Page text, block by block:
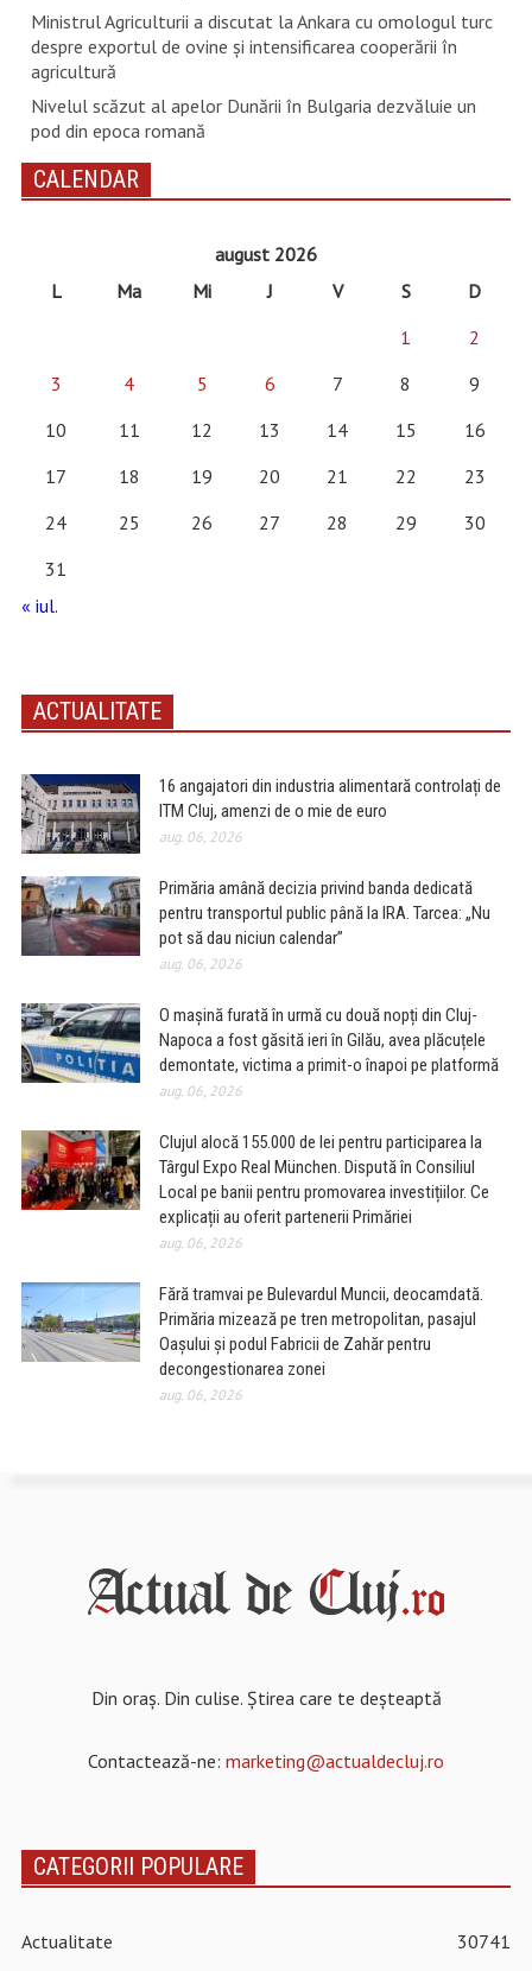
Ministrul Agriculturii a discutat la Ankara cu omologul turc
despre exportul de ovine și intensificarea cooperării în
agricultură
Nivelul scăzut al apelor Dunării în Bulgaria dezvăluie un
pod din epoca romană
CALENDAR
august 2026
L
Ma Mi J V S
D
1
2
3
4 5 6 7 8
9
10
11 12 13 14 15
16
17
18 19 20 21 22
23
24
25 26 27 28 29
30
31
« iul.
ACTUALITATE
16 angajatori din industria alimentară controlați de
ITM Cluj, amenzi de o mie de euro
aug. 06, 2026
Primăria amână decizia privind banda dedicată
pentru transportul public până la IRA. Tarcea: „Nu
pot să dau niciun calendar”
aug. 06, 2026
O mașină furată în urmă cu două nopți din Cluj-
Napoca a fost găsită ieri în Gilău, avea plăcuțele
demontate, victima a primit-o înapoi pe platformă
aug. 06, 2026
Clujul alocă 155.000 de lei pentru participarea la
Târgul Expo Real München. Dispută în Consiliul
Local pe banii pentru promovarea investițiilor. Ce
explicații au oferit partenerii Primăriei
aug. 06, 2026
Fără tramvai pe Bulevardul Muncii, deocamdată.
Primăria mizează pe tren metropolitan, pasajul
Oașului și podul Fabricii de Zahăr pentru
decongestionarea zonei
aug. 06, 2026
Din oraș. Din culise. Știrea care te deșteaptă
Contactează-ne: marketing@actualdecluj.ro
CATEGORII POPULARE
Actualitate 30741